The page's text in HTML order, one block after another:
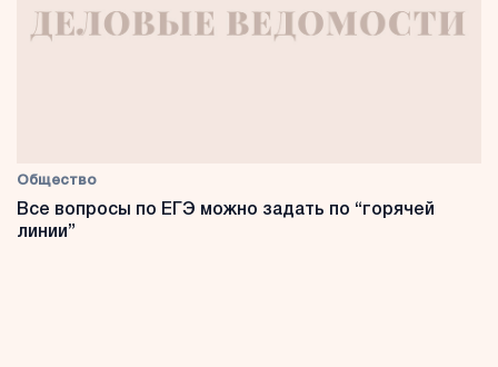
Общество
Все вопросы по ЕГЭ можно задать по “горячей
линии”